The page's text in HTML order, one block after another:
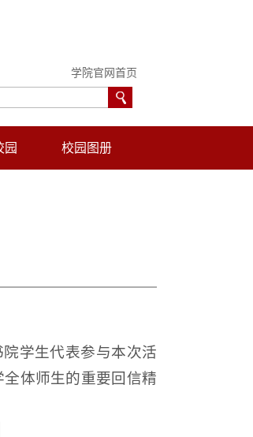
学院官网首页
园 校园图册
学生代表参与本次活
体师生的重要回信精